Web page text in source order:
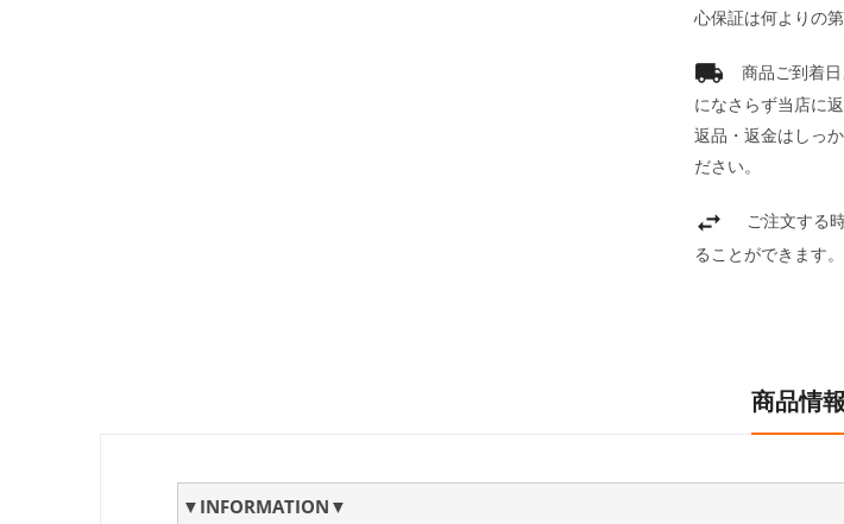
心保証は何よりの
商品ご到着
になさらず当店に
返品・返金はしっ
ださい。
ご注文する
ることができます
商品情報
▼INFORMATION▼